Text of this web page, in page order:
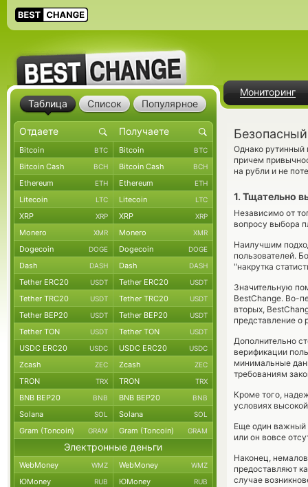
Мониторинг
Однако
причем
на рубли и не
1. Тщательно
Независимо от
вопросу выбора
Наилучшим
пользователей.
"накрутка
Значительную
BestChange. Во-
вторых,
представление о
Дополнительно
верификации
минимальные
требованиям
Кроме того,
условиях
Еще один важный
или он вовсе
Наконец,
предоставляют
случае
Таблица Список Популярное
Bitcoin BTC Bitcoin BTC
Bitcoin Cash BCH Bitcoin Cash BCH
Ethereum ETH Ethereum ETH
Litecoin LTC Litecoin LTC
XRP XRP XRP XRP
Monero XMR Monero XMR
Dogecoin DOGE Dogecoin DOGE
Dash DASH Dash DASH
Tether ERC20 USDT Tether ERC20 USDT
Tether TRC20 USDT Tether TRC20 USDT
Tether BEP20 USDT Tether BEP20 USDT
Tether TON USDT Tether TON USDT
USDC ERC20 USDC USDC ERC20 USDC
Zcash ZEC Zcash ZEC
TRON TRX TRON TRX
BNB BEP20 BNB BNB BEP20 BNB
Solana SOL Solana SOL
Gram (Toncoin) GRAM Gram (Toncoin) GRAM
Электронные деньги
WebMoney WMZ WebMoney WMZ
ЮMoney RUB ЮMoney RUB